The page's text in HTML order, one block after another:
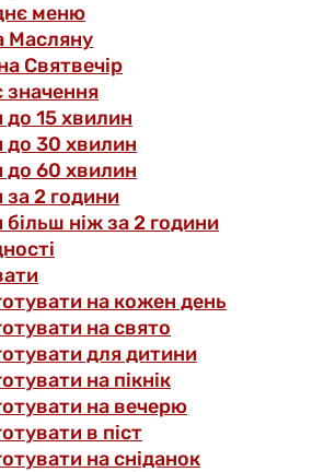
меню
Масляну
Святвечір
значення
до 15 хвилин
до 30 хвилин
до 60 хвилин
за 2 години
більш ніж за 2 години
на кожен день
на свято
для дитини
на пікнік
на вечерю
в піст
на сніданок